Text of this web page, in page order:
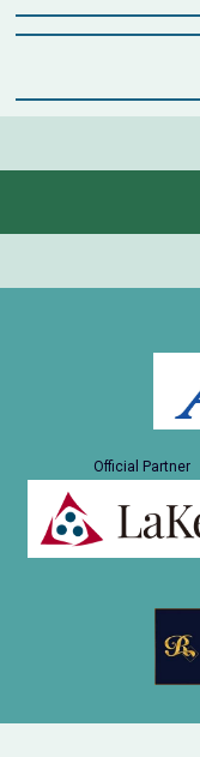
Official Partner